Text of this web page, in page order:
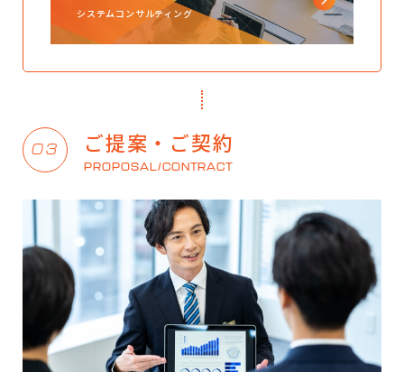
システムコンサルティング
03 ご提案・ご契約
PROPOSAL/CONTRACT